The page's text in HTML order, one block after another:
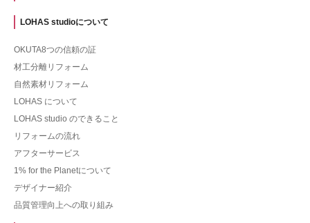
LOHAS studioについて
OKUTA8つの信頼の証
材工分離リフォーム
自然素材リフォーム
LOHAS について
LOHAS studio のできること
リフォームの流れ
アフターサービス
1% for the Planetについて
デザイナー紹介
品質管理向上への取り組み